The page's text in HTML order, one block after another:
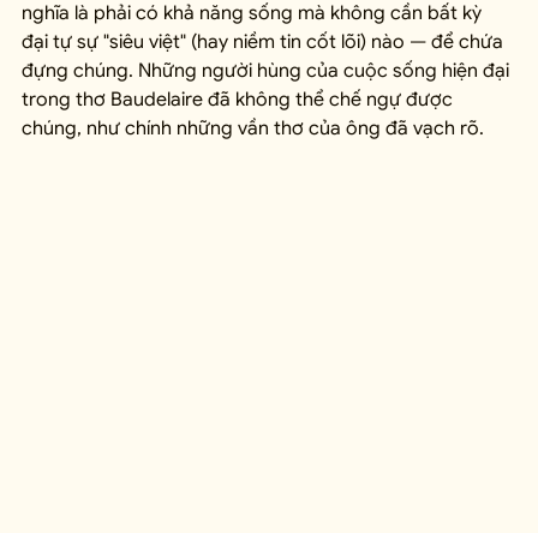
nghĩa là phải có khả năng sống mà không cần bất kỳ
đại tự sự "siêu việt" (hay niềm tin cốt lõi) nào — để chứa
đựng chúng. Những người hùng của cuộc sống hiện đại
trong thơ Baudelaire đã không thể chế ngự được
chúng, như chính những vần thơ của ông đã vạch rõ.